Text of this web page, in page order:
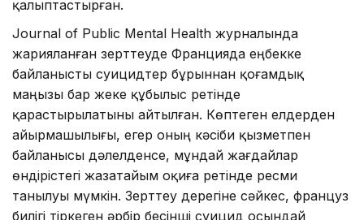
қалыптастырған.
Journal of Public Mental Health журналында
жарияланған зерттеуде Францияда еңбекке
байланысты суицидтер бұрыннан қоғамдық
маңызы бар жеке құбылыс ретінде
қарастырылатыны айтылған. Көптеген елдерден
айырмашылығы, егер оның кәсіби қызметпен
байланысы дәлелденсе, мұндай жағдайлар
өндірістегі жазатайым оқиға ретінде ресми
танылуы мүмкін. Зерттеу дерегіне сәйкес, француз
билігі тіркеген әрбір бесінші суицид осындай